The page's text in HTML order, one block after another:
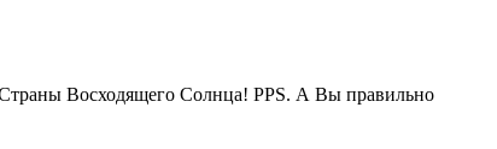
Восходящего Солнца! PPS. А Вы правильно